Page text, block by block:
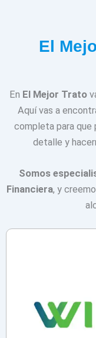
El
En El Mejor Trato
Aquí vas a
completa para que
detalle y
Somos
Financiera, y